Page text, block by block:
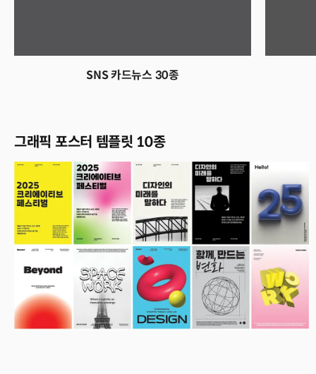
SNS 카드뉴스 30종
그래픽 포스터 템플릿 10종